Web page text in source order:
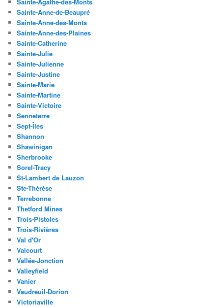
Sainte-Anne-de-Beaupré
Sainte-Anne-des-Monts
Sainte-Anne-des-Plaines
Sainte-Catherine
Sainte-Julie
Sainte-Julienne
Sainte-Justine
Sainte-Marie
Sainte-Martine
Sainte-Victoire
Senneterre
Sept-Îles
Shannon
Shawinigan
Sherbrooke
Sorel-Tracy
St-Lambert de Lauzon
Ste-Thérèse
Terrebonne
Thetford Mines
Trois-Pistoles
Trois-Rivières
Val d'Or
Valcourt
Vallée-Jonction
Valleyfield
Vanier
Vaudreuil-Dorion
Victoriaville